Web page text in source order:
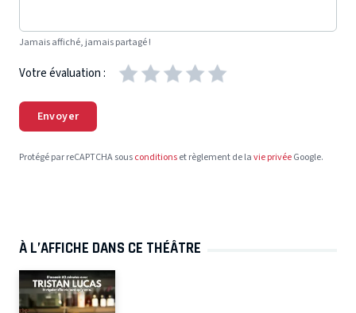
Jamais affiché, jamais partagé !
Votre évaluation :
Envoyer
Protégé par reCAPTCHA sousconditionset règlement de lavie privéeGoogle.
À L’AFFICHE DANS CE THÉÂTRE